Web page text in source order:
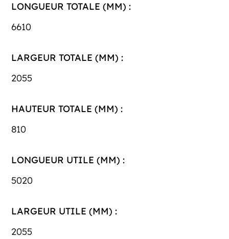
LONGUEUR TOTALE (MM) :
6610
LARGEUR TOTALE (MM) :
2055
HAUTEUR TOTALE (MM) :
810
LONGUEUR UTILE (MM) :
5020
LARGEUR UTILE (MM) :
2055